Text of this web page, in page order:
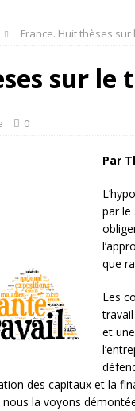
«Accentuation du
de Trump sur la “fraude
noires comptent:
France. Huit thèses
sur le
0
Par
par le
que
Les
travail
et
des capitaux et la
la voyons